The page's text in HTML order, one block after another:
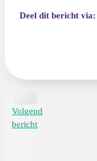
Deel dit bericht via:
Volgend
bericht